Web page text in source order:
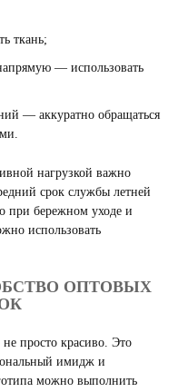
ткань;
— использовать
— аккуратно обращаться
нагрузкой важно
срок службы летней
при бережном уходе и
использовать
ОПТОВЫХ
просто красиво. Это
имидж и
можно выполнить